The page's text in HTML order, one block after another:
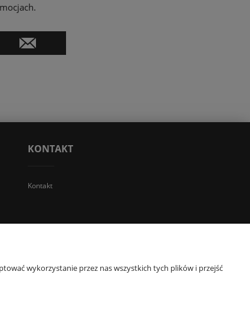
KONTAKT
Kontakt
Stoń | NIP: 6312213594 | REGON: 276403698
wykorzystanie przez nas wszystkich tych plików i przejść